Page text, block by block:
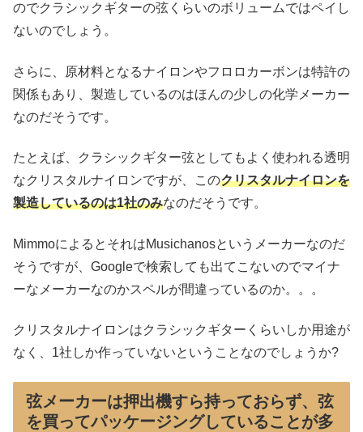
のでクラシックギターの弦くらいのボリュームではペイし
ないのでしょう。
さらに、原材料となるナイロンやフロロカーボンは特許の
関係もあり、製造しているのはほんの少しの化学メーカー
なのだそうです。
たとえば、クラシックギター弦としてもよく使われる透明
なクリスタルナイロンですが、このクリスタルナイロンを
製造しているのは1社のみなのだそうです。
MimmoによるとそれはMusichanosというメーカーなのだ
そうですが、Googleで検索しても出てこないのでマイナ
ーなメーカーなのかスペルが間違っているのか。。。
クリスタルナイロンはクラシックギターくらいしか用途が
なく、1社しか作っていないということなのでしょうか?
弦メーカーは押出機すら持っておらず、弦
を買ってパッケージングしていることが多